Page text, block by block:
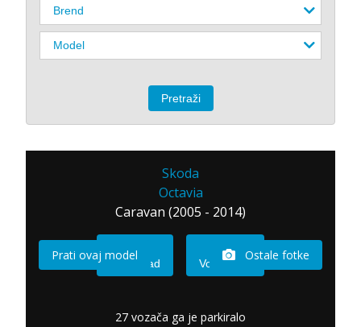
Skoda
Octavia
Caravan (2005 - 2014)
Imam sad Vozio sam
Prati ovaj model Ostale fotke
27 vozača ga je parkiralo